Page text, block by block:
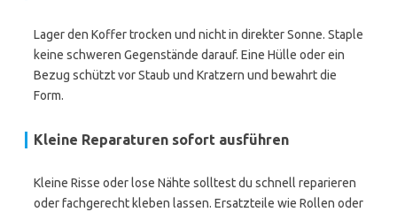
Lager den Koffer trocken und nicht in direkter Sonne. Staple
keine schweren Gegenstände darauf. Eine Hülle oder ein
Bezug schützt vor Staub und Kratzern und bewahrt die
Form.
Kleine Reparaturen sofort ausführen
Kleine Risse oder lose Nähte solltest du schnell reparieren
oder fachgerecht kleben lassen. Ersatzteile wie Rollen oder